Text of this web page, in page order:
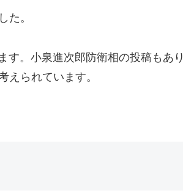
た。
す。小泉進次郎防衛相の投稿もあ
えられています。